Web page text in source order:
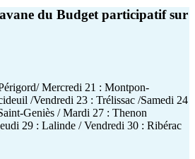
du Budget participatif sur
Mercredi 21 : Montpon-
/Vendredi 23 : Trélissac /Samedi 24
Geniès / Mardi 27 : Thenon
29 : Lalinde / Vendredi 30 : Ribérac